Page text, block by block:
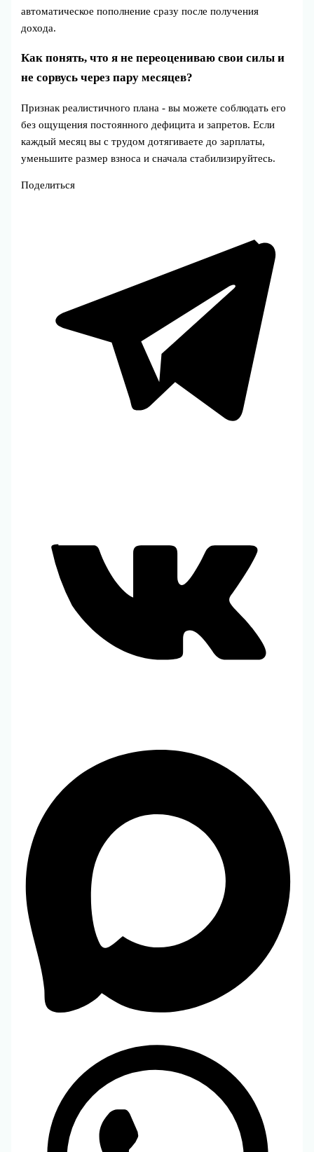
автоматическое пополнение сразу после получения
дохода.
Как понять, что я не переоцениваю свои силы и
не сорвусь через пару месяцев?
Признак реалистичного плана - вы можете соблюдать его
без ощущения постоянного дефицита и запретов. Если
каждый месяц вы с трудом дотягиваете до зарплаты,
уменьшите размер взноса и сначала стабилизируйтесь.
Поделиться